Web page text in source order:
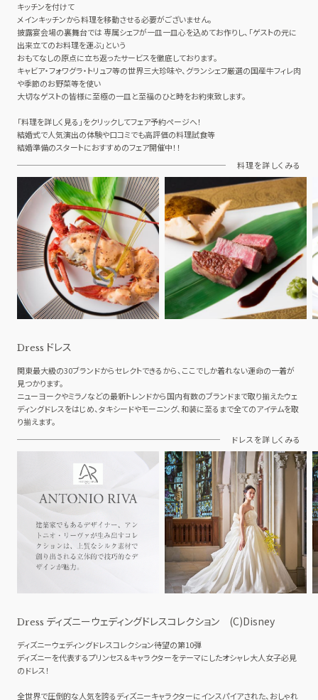
キッチンを付けて
メインキッチンから料理を移動させる必要がございません。
披露宴会場の裏舞台では 専属シェフが一皿一皿心を込めてお作りし、「ゲストの元に
出来立てのお料理を運ぶ」という
おもてなしの原点に立ち返ったサービスを徹底しております。
キャビア・フォワグラ・トリュフ等の世界三大珍味や、グランシェフ厳選の国産牛フィレ肉
や季節のお野菜等を使い
大切なゲストの皆様に至極の一皿と至福のひと時をお約束致します。
「料理を詳しく見る」をクリックしてフェア予約ページへ！
結婚式で人気演出の体験や口コミでも高評価の料理試食等
結婚準備のスタートにおすすめのフェア開催中！！
料理を詳しくみる
Dress ドレス
関東最大級の30ブランドからセレクトできるから、ここでしか着れない運命の一着が
見つかります。
ニューヨークやミラノなどの最新トレンドから国内有数のブランドまで取り揃えたウェ
ディングドレスをはじめ、タキシードやモーニング、和装に至るまで全てのアイテムを取
り揃えます。
ドレスを詳しくみる
Dress ディズニーウェディングドレスコレクション (C)Disney
ディズニーウェディングドレスコレクション待望の第10弾
ディズニーを代表するプリンセス＆キャラクターをテーマにしたオシャレ大人女子必見
のドレス！
全世界で圧倒的な人気を誇るディズニーキャラクターにインスパイアされた、おしゃれ